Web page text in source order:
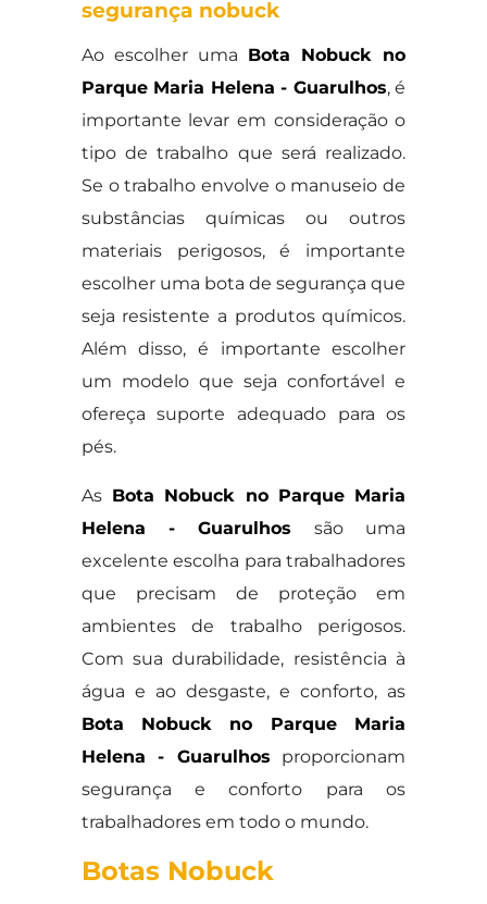
segurança nobuck
Ao escolher uma Bota Nobuck no
Parque Maria Helena - Guarulhos, é
importante levar em consideração o
tipo de trabalho que será realizado.
Se o trabalho envolve o manuseio de
substâncias químicas ou outros
materiais perigosos, é importante
escolher uma bota de segurança que
seja resistente a produtos químicos.
Além disso, é importante escolher
um modelo que seja confortável e
ofereça suporte adequado para os
pés.
AsBota Nobuck no Parque Maria
Helena - Guarulhos são uma
excelente escolha para trabalhadores
que precisam de proteção em
ambientes de trabalho perigosos.
Com sua durabilidade, resistência à
água e ao desgaste, e conforto, as
Bota Nobuck no Parque Maria
Helena - Guarulhos proporcionam
segurança e conforto para os
trabalhadores em todo o mundo.
Botas Nobuck